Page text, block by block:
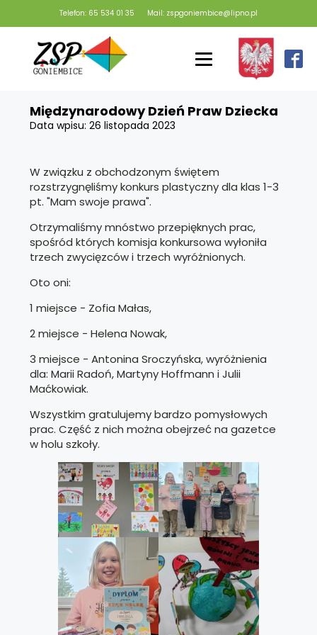
Telefon: 65 534 01 35 Mail: zspgoniembice@lipno.pl
Międzynarodowy Dzień Praw Dziecka
Data wpisu:26 listopada 2023
W związku z obchodzonym świętem
rozstrzygnęliśmy konkurs plastyczny dla klas 1-3
pt. "Mam swoje prawa".
Otrzymaliśmy mnóstwo przepięknych prac,
spośród których komisja konkursowa wyłoniła
trzech zwycięzców i trzech wyróżnionych.
Otooni:
1 miejsce - Zofia Małas,
2 miejsce - Helena Nowak,
3 miejsce - Antonina Sroczyńska, wyróżnienia
dla: Marii Radoń, Martyny Hoffmann i Julii
Maćkowiak.
Wszystkim gratulujemy bardzo pomysłowych
prac. Część z nich można obejrzeć na gazetce
w holu szkoły.